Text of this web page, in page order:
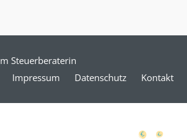
Steuerberaterin
Impressum
Datenschutz Kontakt